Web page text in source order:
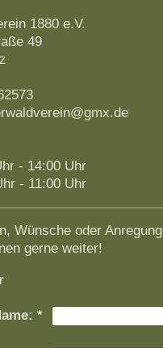
1880 e.V.
49
- 14:00 Uhr
- 11:00 Uhr
Wünsche oder
gerne weiter!
*